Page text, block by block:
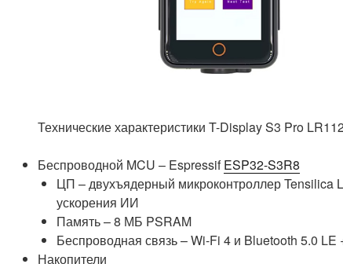
Технические характеристики T-Display S3 Pro
Беспроводной MCU – EspressifESP32-S3R8
ЦП – двухъядерный микроконтроллер Tensilica
ускорения ИИ
Память – 8 МБ PSRAM
Беспроводная связь – Wi-Fi 4 и Bluetooth 5.0 LE
Накопители